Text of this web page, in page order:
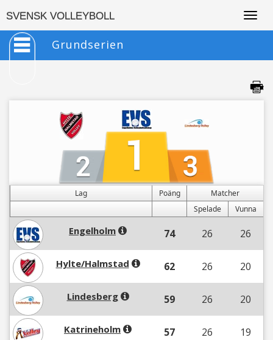
SVENSK VOLLEYBOLL
Grundserien
Lag Poäng
Matcher
Spelade
Vunna
Engelholm 74 26 26
Hylte/Halmstad 62 26 20
Lindesberg 59 26 20
Katrineholm 57 26 19